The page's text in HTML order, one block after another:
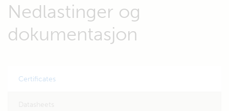
Nedlastinger og
dokumentasjon
Certificates